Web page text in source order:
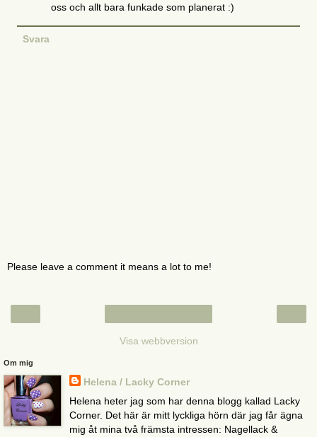
oss och allt bara funkade som planerat :)
Svara
Please leave a comment it means a lot to me!
Visa webbversion
Om mig
Helena / Lacky Corner
Helena heter jag som har denna blogg kallad Lacky
Corner. Det här är mitt lyckliga hörn där jag får ägna
mig åt mina två främsta intressen: Nagellack &